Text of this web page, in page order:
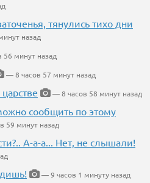
тянулись тихо дни
назад
56 минут назад
— 8 часов 57 минут назад
— 8 часов 58 минут назад
сообщить по этому
59 минут назад
А-а-а... Нет, не слышали!
— 9 часов 1 минуту назад